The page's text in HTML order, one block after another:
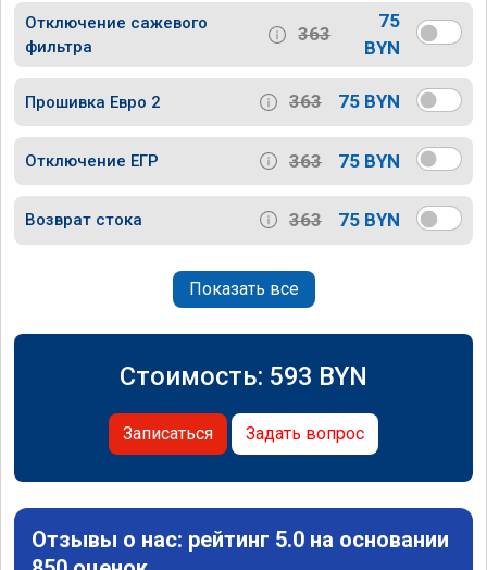
Отключение сажевого
фильтра
363
75
BYN
Прошивка Евро 2 363 75 BYN
Отключение ЕГР 363 75 BYN
Возврат стока 363 75 BYN
Показать все
Стоимость: 593 BYN
Записаться Задать вопрос
Отзывы о нас: рейтинг 5.0 на основании